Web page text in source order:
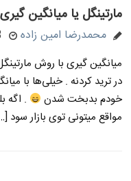
مارتینگل یا میانگین
محمدرضا امین زاده
میانگین گیری با روش
در ترید کردنه . خیلی‌ها با
خودم بدبخت شدن
. اگه
مواقع میتونی توی بازار سود